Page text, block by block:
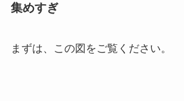
集めすぎ
まずは、この図をご覧ください。